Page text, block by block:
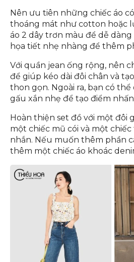
Đi Đà Lạt mặc gì? Kết hợp áo 2
ống rộng không chỉ là trang
đến vẻ ngoài thoải mái mà
Nên ưu tiên những chiếc áo
thoáng mát như cotton hoặc
áo 2 dây trơn màu để dễ dàng
họa tiết nhẹ nhàng để thêm
Với quần jean ống rộng, nên
để giúp kéo dài đôi chân và
thon gọn. Ngoài ra, bạn có
gấu xắn nhẹ để tạo điểm
Hoàn thiện set đồ với một đôi
một chiếc mũ cói và một
nhắn. Nếu muốn thêm phần
thêm một chiếc áo khoác